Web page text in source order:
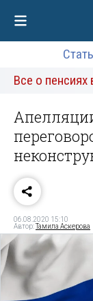
Все о пенсиях
06.08.2020 15:10
Автор:Тамила Аскерова